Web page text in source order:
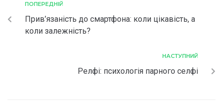
ПОПЕРЕДНІЙ
Прив’язаність до смартфона: коли цікавість, а
коли залежність?
НАСТУПНИЙ
Релфі: психологія парного селфі